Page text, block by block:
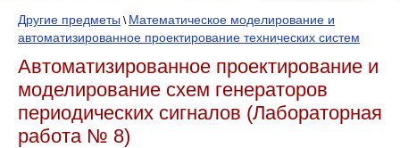
Другие предметы \ Математическое моделирование и
автоматизированное проектирование технических систем
Автоматизированное проектирование и
моделирование схем генераторов
периодических сигналов (Лабораторная
работа № 8)